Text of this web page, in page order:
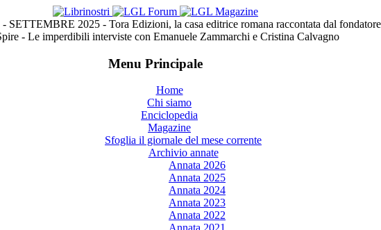
SETTEMBRE 2025 - Tora Edizioni, la casa editrice romana raccontata dal
- Le imperdibili interviste con Emanuele Zammarchi e Cristina Calvagno
Menu Principale
Home
Chi siamo
Enciclopedia
Magazine
Sfoglia il giornale del mese corrente
Archivio annate
Annata 2026
Annata 2025
Annata 2024
Annata 2023
Annata 2022